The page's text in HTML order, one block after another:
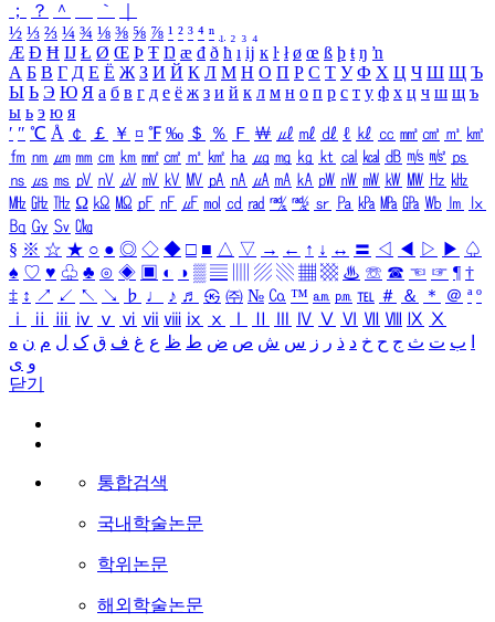
；
？ ＾ ｀
½ ⅓ ⅔ ¼ ¾ ⅛ ⅜ ⅝ ⅞ ¹ ² ³ ⁴ ⁿ ₁ ₂ ₃ ₄
Æ Ð Ħ Ĳ Ł Ø Œ Þ Ŧ Ŋ æ đ ð ħ ı ĳ ĸ ŀ ł ø œ ß þ ŧ ŋ ŉ
А Б В Г Д Е Ё Ж З И Й К Л М Н О П Р С Т У Ф Х Ц Ч Ш Щ Ъ
Ы Ь Э Ю Я а б в г д е ё ж з и й к л м н о п р с т у ф х ц ч ш щ ъ
ы ь э ю я
′ ″ ℃ Å ￠ ￡ ￥ ¤ ℉ ‰ ＄ ％ Ｆ ￦ ㎕ ㎖ ㎗ ℓ ㎘ ㏄ ㎣ ㎤ ㎥ ㎦
㎙ ㎚ ㎛ ㎜ ㎝ ㎞ ㎟ ㎠ ㎡ ㎢ ㏊ ㎍ ㎎ ㎏ ㏏ ㎈ ㎉ ㏈ ㎧ ㎨ ㎰
㎱ ㎲ ㎳ ㎴ ㎵ ㎶ ㎷ ㎸ ㎹ ㎀ ㎁ ㎂ ㎃ ㎄ ㎺ ㎻ ㎽ ㎾ ㎿ ㎐ ㎑
㎒ ㎓ ㎔ Ω ㏀ ㏁ ㎊ ㎋ ㎌ ㏖ ㏅ ㎭ ㎮ ㎯ ㏛ ㎩ ㎪ ㎫ ㎬ ㏝ ㏐
㏓
㏃ ㏉ ㏜ ㏆
§ ※ ☆ ★ ○ ● ◎ ◇ ◆ □ ■ △ ▽ → ← ↑ ↓ ↔ 〓 ◁ ◀ ▷ ▶ ♤
♠ ♡ ♥ ♧ ♣ ⊙ ◈ ▣ ◐ ◑ ▒ ▤ ▨ ▧ ▦ ▩ ♨ ☏ ☎ ☜ ☞ ¶ †
‡ ↕ ↗ ↙ ↖ ↘ ♭ ♩ ♪ ♬ ㉿ ㈜ № ㏇ ™ ㏂ ㏘ ℡ ＃ ＆ ＊ ＠ ª º
ⅰ
ⅱ ⅲ ⅳ ⅴ ⅵ ⅶ ⅷ ⅸ ⅹ Ⅳ Ⅴ Ⅵ Ⅶ Ⅷ Ⅸ Ⅹ
ب ت ث ج ح خ د ذ ر ز س ش ص ض ط ظ ع غ ف ق ک ل م ن ه
و ی
닫기
통합검색
국내학술논문
학위논문
해외학술논문